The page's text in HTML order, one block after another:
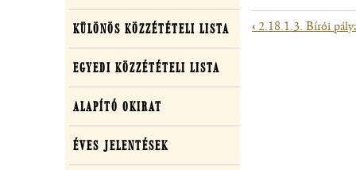
‹2.18.1.3. Bírói
adatok
KÜLÖNÖS KÖZZÉTÉTELI LISTA
EGYEDI KÖZZÉTÉTELI LISTA
ALAPÍTÓ OKIRAT
ÉVES JELENTÉSEK